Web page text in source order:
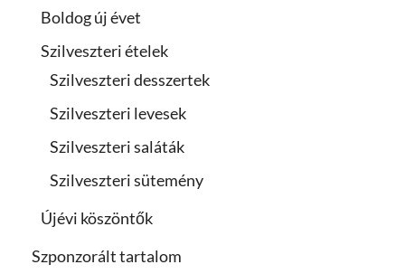
Boldog új évet
Szilveszteri ételek
Szilveszteri desszertek
Szilveszteri levesek
Szilveszteri saláták
Szilveszteri sütemény
Újévi köszöntők
Szponzorált tartalom